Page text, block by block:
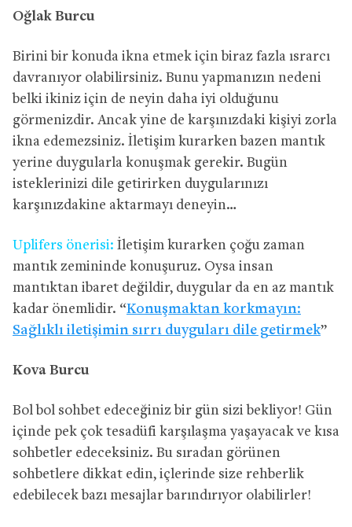
Oğlak Burcu
Birini bir konuda ikna etmek için biraz fazla ısrarcı
davranıyor olabilirsiniz. Bunu yapmanızın nedeni
belki ikiniz için de neyin daha iyi olduğunu
görmenizdir. Ancak yine de karşınızdaki kişiyi zorla
ikna edemezsiniz. İletişim kurarken bazen mantık
yerine duygularla konuşmak gerekir. Bugün
isteklerinizi dile getirirken duygularınızı
karşınızdakine aktarmayı deneyin…
Uplifers önerisi: İletişim kurarken çoğu zaman
mantık zemininde konuşuruz. Oysa insan
mantıktan ibaret değildir, duygular da en az mantık
kadar önemlidir. “Konuşmaktan korkmayın:
Sağlıklı iletişimin sırrı duyguları dile getirmek”
Kova Burcu
Bol bol sohbet edeceğiniz bir gün sizi bekliyor! Gün
içinde pek çok tesadüfi karşılaşma yaşayacak ve kısa
sohbetler edeceksiniz. Bu sıradan görünen
sohbetlere dikkat edin, içlerinde size rehberlik
edebilecek bazı mesajlar barındırıyor olabilirler!